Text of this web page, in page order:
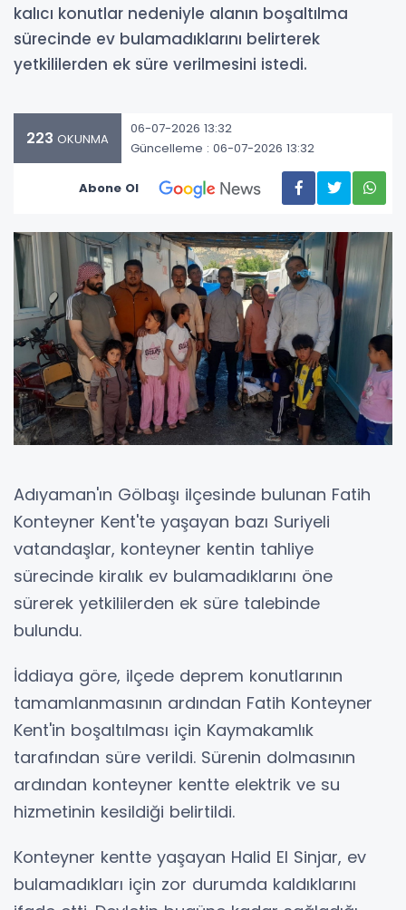
kalıcı konutlar nedeniyle alanın boşaltılma
sürecinde ev bulamadıklarını belirterek
yetkililerden ek süre verilmesini istedi.
223 OKUNMA
06-07-2026 13:32
Güncelleme : 06-07-2026 13:32
Abone Ol
Adıyaman'ın Gölbaşı ilçesinde bulunan Fatih
Konteyner Kent'te yaşayan bazı Suriyeli
vatandaşlar, konteyner kentin tahliye
sürecinde kiralık ev bulamadıklarını öne
sürerek yetkililerden ek süre talebinde
bulundu.
İddiaya göre, ilçede deprem konutlarının
tamamlanmasının ardından Fatih Konteyner
Kent'in boşaltılması için Kaymakamlık
tarafından süre verildi. Sürenin dolmasının
ardından konteyner kentte elektrik ve su
hizmetinin kesildiği belirtildi.
Konteyner kentte yaşayan Halid El Sinjar, ev
bulamadıkları için zor durumda kaldıklarını